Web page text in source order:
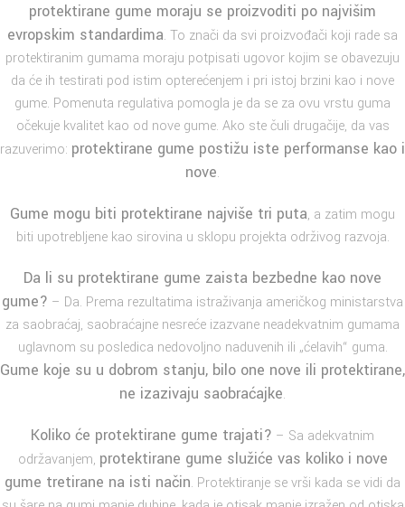
protektirane gume moraju se proizvoditi po najvišim
evropskim standardima. To znači da svi proizvođači koji rade sa
protektiranim gumama moraju potpisati ugovor kojim se obavezuju
da će ih testirati pod istim opterećenjem i pri istoj brzini kao i nove
gume. Pomenuta regulativa pomogla je da se za ovu vrstu guma
očekuje kvalitet kao od nove gume. Ako ste čuli drugačije, da vas
razuverimo: protektirane gume postižu iste performanse kao i
nove.
Gume mogu biti protektirane najviše tri puta, a zatim mogu
biti upotrebljene kao sirovina u sklopu projekta održivog razvoja.
Da li su protektirane gume zaista bezbedne kao nove
gume? – Da. Prema rezultatima istraživanja američkog ministarstva
za saobraćaj, saobraćajne nesreće izazvane neadekvatnim gumama
uglavnom su posledica nedovoljno naduvenih ili „ćelavih“ guma.
Gume koje su u dobrom stanju, bilo one nove ili protektirane,
ne izazivaju saobraćajke.
Koliko će protektirane gume trajati? – Sa adekvatnim
održavanjem, protektirane gume služiće vas koliko i nove
gume tretirane na isti način. Protektiranje se vrši kada se vidi da